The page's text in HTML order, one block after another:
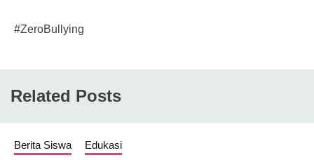
#ZeroBullying
Related Posts
Berita Siswa Edukasi